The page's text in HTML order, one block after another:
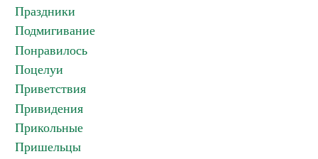
Праздники
Подмигивание
Понравилось
Поцелуи
Приветствия
Привидения
Прикольные
Пришельцы